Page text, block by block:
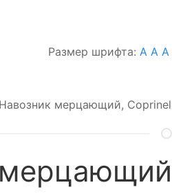
Размер шрифта: A A A
Навозник мерцающий,